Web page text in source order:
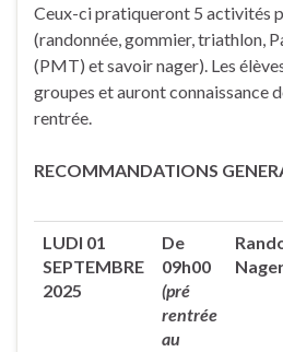
Ceux-ci pratiqueront 5 activités
(randonnée, gommier, triathlon,
(PMT) et savoir nager). Les
groupes et auront connaissance
rentrée.
RECOMMANDATIONS
LUDI 01
SEPTEMBRE
2025
De
09h00
(pré
rentrée
au